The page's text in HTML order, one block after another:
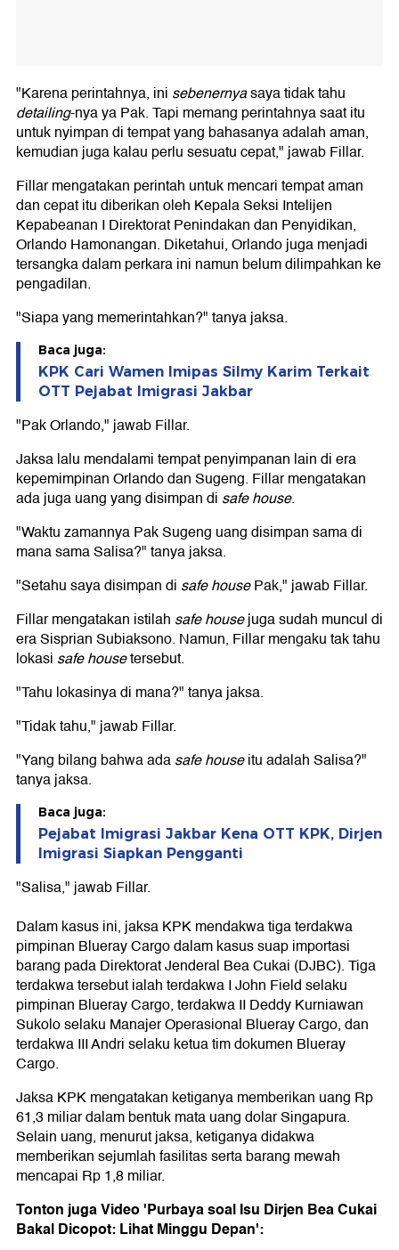
"Karena perintahnya, ini sebenernyasaya tidak tahu
detailing-nya ya Pak. Tapi memang perintahnya saat itu
untuk nyimpan di tempat yang bahasanya adalah aman,
kemudian juga kalau perlu sesuatu cepat," jawab Fillar.
Fillar mengatakan perintah untuk mencari tempat aman
dan cepat itu diberikan oleh Kepala Seksi Intelijen
Kepabeanan I Direktorat Penindakan dan Penyidikan,
Orlando Hamonangan. Diketahui, Orlando juga menjadi
tersangka dalam perkara ini namun belum dilimpahkan ke
pengadilan.
"Siapa yang memerintahkan?" tanya jaksa.
Baca juga:
KPK Cari Wamen Imipas Silmy Karim Terkait
OTT Pejabat Imigrasi Jakbar
"Pak Orlando," jawab Fillar.
Jaksa lalu mendalami tempat penyimpanan lain di era
kepemimpinan Orlando dan Sugeng. Fillar mengatakan
ada juga uang yang disimpan di safe house.
"Waktu zamannya Pak Sugeng uang disimpan sama di
mana sama Salisa?" tanya jaksa.
"Setahu saya disimpan di safe housePak," jawab Fillar.
Fillar mengatakan istilah safe housejuga sudah muncul di
era Sisprian Subiaksono. Namun, Fillar mengaku tak tahu
lokasi safe housetersebut.
"Tahu lokasinya di mana?" tanya jaksa.
"Tidak tahu," jawab Fillar.
"Yang bilang bahwa adasafe houseitu adalah Salisa?"
tanya jaksa.
Baca juga:
Pejabat Imigrasi Jakbar Kena OTT KPK, Dirjen
Imigrasi Siapkan Pengganti
"Salisa," jawab Fillar.
Dalam kasus ini, jaksa KPK mendakwa tiga terdakwa
pimpinan Blueray Cargo dalam kasus suap importasi
barang pada Direktorat Jenderal Bea Cukai (DJBC). Tiga
terdakwa tersebut ialah terdakwa I John Field selaku
pimpinan Blueray Cargo, terdakwa II Deddy Kurniawan
Sukolo selaku Manajer Operasional Blueray Cargo, dan
terdakwa III Andri selaku ketua tim dokumen Blueray
Cargo.
Jaksa KPK mengatakan ketiganya memberikan uang Rp
61,3 miliar dalam bentuk mata uang dolar Singapura.
Selain uang, menurut jaksa, ketiganya didakwa
memberikan sejumlah fasilitas serta barang mewah
mencapai Rp 1,8 miliar.
Tonton juga Video 'Purbaya soal Isu Dirjen Bea Cukai
Bakal Dicopot: Lihat Minggu Depan':